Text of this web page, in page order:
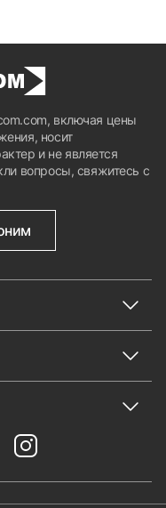
включая цены
носит
и не является
вопросы, свяжитесь с